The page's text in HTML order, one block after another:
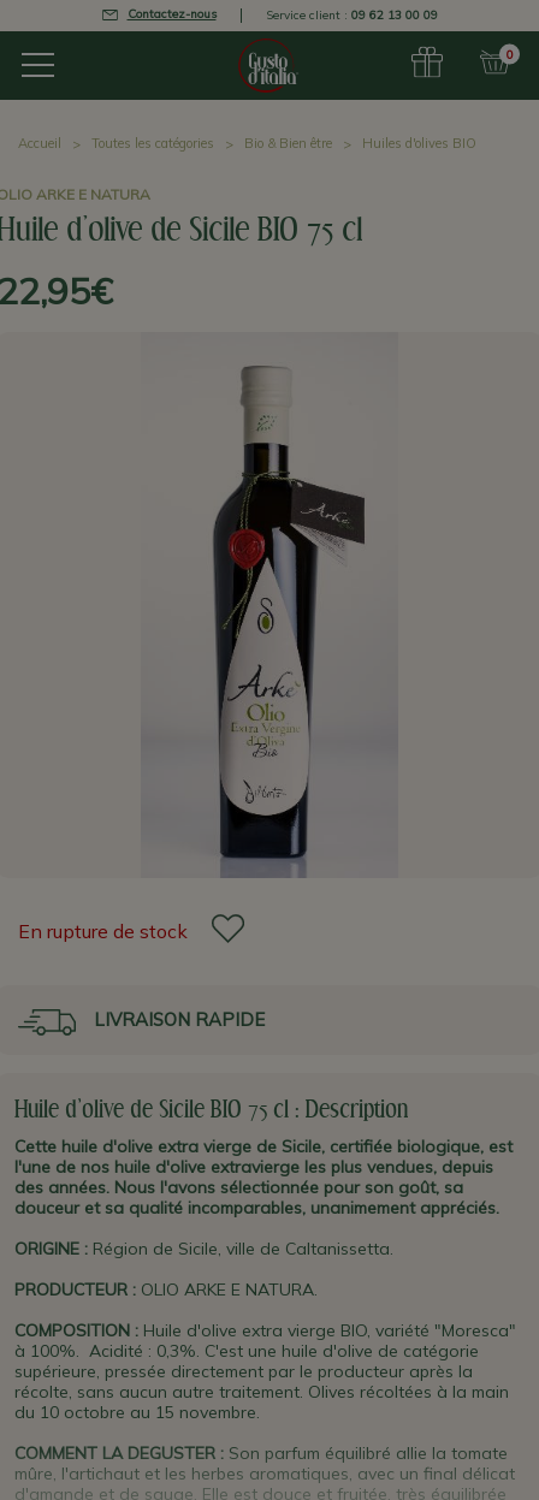
Contactez-nous Service client : 09 62 13 00 09
0
Accueil Toutes les catégories Bio & Bien être Huiles d'olives BIO
ARKE E NATURA
d'olive de Sicile BIO 75 cl
En rupture de stock
LIVRAISON RAPIDE
Huile d'olive de Sicile BIO 75 cl : Description
Cette huile d'olive extra vierge de Sicile, certifiée biologique, est
l'une de nos huile d'olive extravierge les plus vendues, depuis
des années. Nous l'avons sélectionnée pour son goût, sa
douceur et sa qualité incomparables, unanimement appréciés.
ORIGINE : Région de Sicile, ville de Caltanissetta.
PRODUCTEUR : OLIO ARKE E NATURA.
COMPOSITION : Huile d'olive extra vierge BIO, variété "Moresca"
à 100%. Acidité : 0,3%. C'est une huile d'olive de catégorie
supérieure, pressée directement par le producteur après la
récolte, sans aucun autre traitement. Olives récoltées à la main
du 10 octobre au 15 novembre.
COMMENT LA DEGUSTER : Son parfum équilibré allie la tomate
mûre, l'artichaut et les herbes aromatiques, avec un final délicat
d'amande et de sauge. Elle est douce et fruitée, très équilibrée